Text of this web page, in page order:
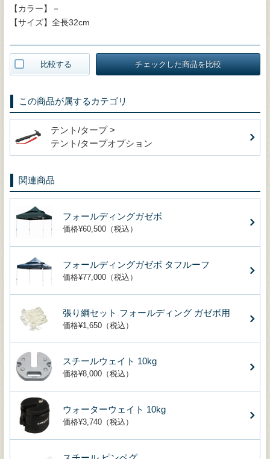
【カラー】－
【サイズ】全長32cm
比較する チェックした商品を比較
この商品が属するカテゴリ
テント/タープ >
テント/タープオプション
関連商品
フォールディングガゼボ
価格¥60,500（税込）
フォールディングガゼボ タフルーフ
価格¥77,000（税込）
張り綱セット フォールディング ガゼボ用
価格¥1,650（税込）
スチールウェイト 10kg
価格¥8,000（税込）
ウォーターウェイト 10kg
価格¥3,740（税込）